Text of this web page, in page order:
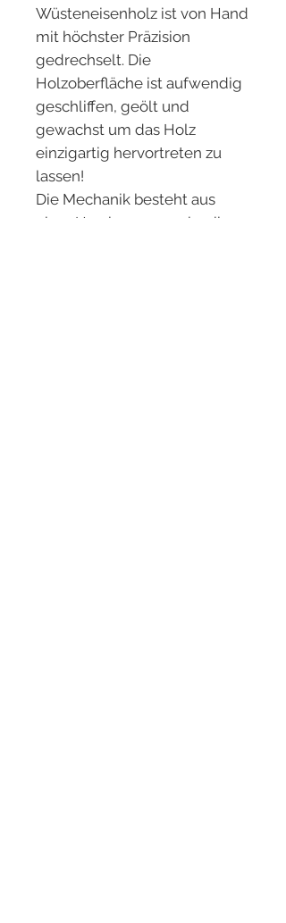
Wüsteneisenholz ist von Hand
mit höchster Präzision
gedrechselt. Die
Holzoberfläche ist aufwendig
geschliffen, geölt und
gewachst um das Holz
einzigartig hervortreten zu
lassen!
Die Mechanik besteht aus
einer Herzkurvenmechanik